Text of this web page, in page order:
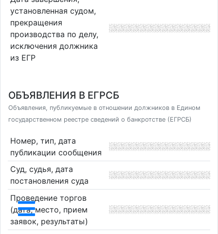
установленная судом,
прекращения
производства по делу,
исключения должника
из ЕГР
ОБЪЯВЛЕНИЯ В ЕГРСБ
Объявления, публикуемые в отношении должников в Едином
государственном реестре сведений о банкротстве (ЕГРСБ)
Номер, тип, дата
публикации сообщения
Суд, судья, дата
постановления суда
Проведение торгов
(дата, место, прием
заявок, результаты)